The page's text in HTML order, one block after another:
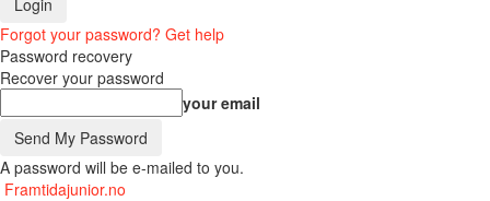
Forgot your password? Get help
Password recovery
Recover your password
your email
A password will be e-mailed to you.
Framtidajunior.no